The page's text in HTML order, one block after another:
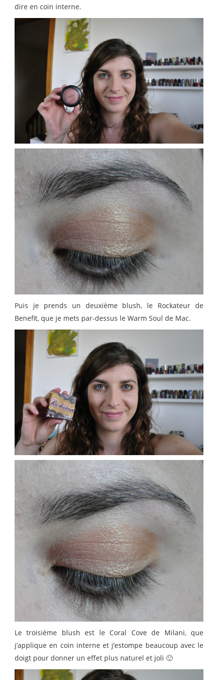
dire en coin interne.
Puis je prends un deuxième blush, le Rockateur de
Benefit, que je mets par-dessus le Warm Soul de Mac.
Le troisième blush est le Coral Cove de Milani, que
j’applique en coin interne et j’estompe beaucoup avec le
doigt pour donner un effet plus naturel et joli 🙂